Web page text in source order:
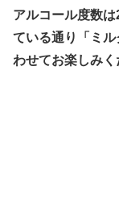
アルコール度数
ている通り「ミ
わせてお楽しみく